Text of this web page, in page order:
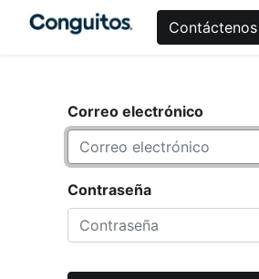
Contáctenos
Correo electrónico
Contraseña